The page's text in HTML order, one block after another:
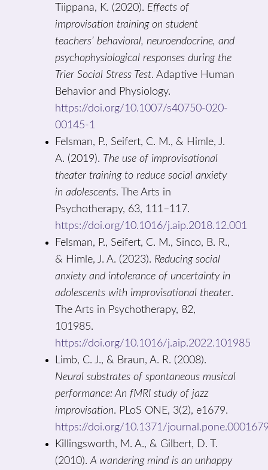
Tiippana, K. (2020). Effects of
improvisation training on student
teachers’ behavioral, neuroendocrine, and
psychophysiological responses during the
Trier Social Stress Test. Adaptive Human
Behavior and Physiology.
https://doi.org/10.1007/s40750-020-
00145-1
Felsman, P., Seifert, C. M., & Himle, J.
A. (2019). The use of improvisational
theater training to reduce social anxiety
in adolescents. The Arts in
Psychotherapy, 63, 111–117.
https://doi.org/10.1016/j.aip.2018.12.001
Felsman, P., Seifert, C. M., Sinco, B. R.,
& Himle, J. A. (2023). Reducing social
anxiety and intolerance of uncertainty in
adolescents with improvisational theater.
The Arts in Psychotherapy, 82,
101985.
https://doi.org/10.1016/j.aip.2022.101985
Limb, C. J., & Braun, A. R. (2008).
Neural substrates of spontaneous musical
performance: An fMRI study of jazz
improvisation. PLoS ONE, 3(2), e1679.
https://doi.org/10.1371/
Killingsworth, M. A., & Gilbert, D. T.
(2010).A wandering mind is an unhappy